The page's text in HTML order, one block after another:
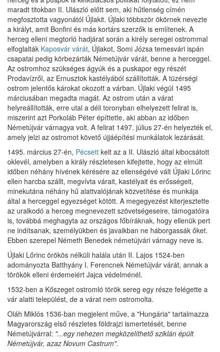
maradt titokban II. Ulászló előtt sem, aki hűtlenség címén
megfosztotta vagyonától Újlakit. Újlaki többször ökörnek nevezte
a királyt, amit Bonfini és más kortárs szerzők is említenek. A
herceg elleni megtorló hadjárat során a kirély seregei ostrommal
elfoglalták Kaposvár várát, Újlakot, Somi Józsa temesvári ispán
csapatai pedig körbezárták Németújvár várát, benne a herceggel.
Az ostromhoz szükséges ágyúk és a puskapor egy részét
Prodavízről, az Ernusztok kastélyából szállították. A tüzérségi
ostrom jelentős károkat okozott a várban. Újlaki végül 1495
márciusában megadta magát. Az ostrom után a várat
helyreállították, erre utal a déli toronyban elhelyezett felirat is,
miszerint azt Porkoláb Péter építtette, aki abban az időben
Németújvár várnagya volt. A felirat 1497. július 27-én helyezték el,
amely jelzi az ostromot követő újjáépítési munkálatok lezárását.
1495. március 27-én, Pécsett kelt az a II. Ulászló által kibocsátott
oklevél, amelyben a király részletesen kifejtette, hogy az elmúlt
időben néhány hívének kérésére az ellenségévé vált Újlaki Lőrinc
ellen harcba szállt, megvívta várait, kastélyait és erősségeit,
minekutána néhány hű alattvalójának közvetítése és munkája
által a herceggel egyezséget kötött. A megegyezést kiterjesztette
az uralkodó a herceg megnevezett szövetségeseire, támogatóira
is, továbbá meghagyta az országos főbíráknak, hogy ellenük pert
ne indítsanak, személyükben és javaikban ne háborgassák őket.
Ebben szerepel Németh Benedek németújvári várnagy neve is.
Újlaki Lőrinc örökös nélküli halála után II. Lajos 1524-ben
adományozta Batthyány I. Ferencnek Németújvár várát, annak a
törökök elleni érdemeiért Jajca védelménél.
1532-ben a Kőszeget ostromló török sereg egy része felégette a
vár alatti települést, de a várat nem ostromolta.
Oláh Miklós 1536-ban megjelent műve, a "Hungária" tartalmazza
Magyarország első részletes földrajzi ismertetését, benne
Németújvárral: "...egy nehezen megközelíthető sziklán épült
Németújvár, azaz Novum Castrum".